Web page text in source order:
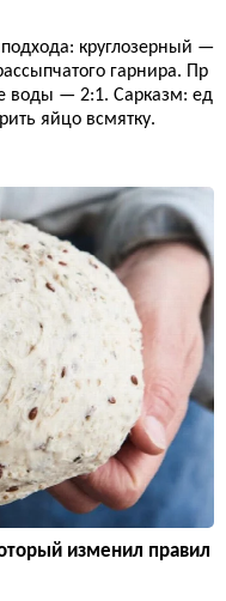
круглозерный —
гарнира. Пр
воды — 2:1. Сарказм: ед
яйцо всмятку.
изменил правил